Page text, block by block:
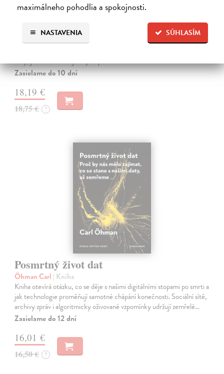
maximálneho pohodlia a spokojnosti.
SÚHLASÍM
NASTAVENIA
Robbins Mel| Kniha
V této knize se dozvíte, jak se efektivně rozhodovat v různých
rady, jak se chovat a jak být lepší.
Zasielame do 10 dní
18,19 €
18,75 € ?
Posmrtný život dat
Öhman Carl | Kniha
Kniha otevírá otázku, co se děje s našimi digitálními stopami po smrti a
jak technologie proměňují samotné chápání konečnosti. Sociální sítě,
archivy zpráv i algoritmicky oživované vzpomínky udržují zemřelé…
Zasielame do 12 dní
16,01 €
16,50 € ?